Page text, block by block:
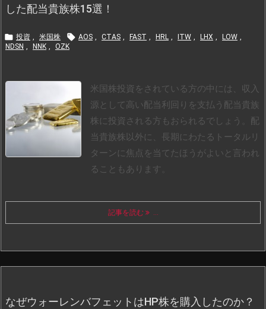
した配当貴族株15選！
 投資 , 米国株  AOS , CTAS , FAST , HRL , ITW , LHX , LOW ,
NDSN , NNK , OZK
米国株投資をされている方の中には、収入
源として高い配当利回りを支払う配当貴族
株に投資される方もおられるでしょう。 配
当貴族株以外に、長期にわたるトータルリ
ターンに焦点を当てたほうがよいと言われ
ることもあります。
記事を読む ...
なぜウォーレンバフェットはHP株を購入したのか？